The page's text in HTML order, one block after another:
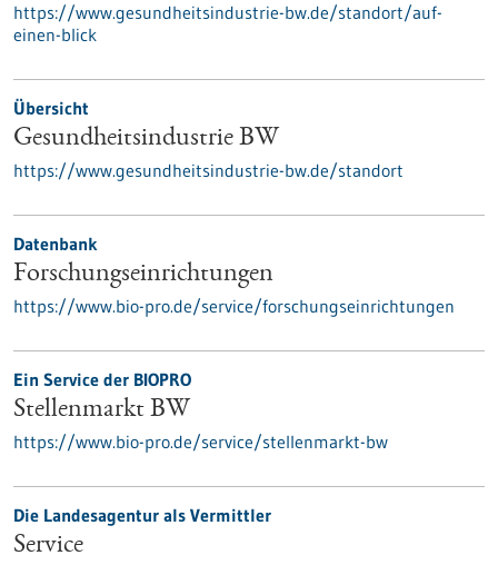
https://www.gesundheitsindustrie-bw.de/standort/auf-
einen-blick
Übersicht
Gesundheitsindustrie BW
https://www.gesundheitsindustrie-bw.de/standort
Datenbank
Forschungseinrichtungen
https://www.bio-pro.de/service/forschungseinrichtungen
Ein Service der BIOPRO
Stellenmarkt BW
https://www.bio-pro.de/service/stellenmarkt-bw
Die Landesagentur als Vermittler
Service